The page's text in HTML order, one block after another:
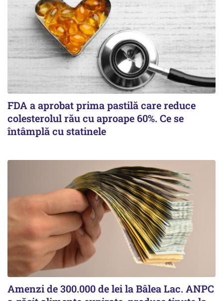
FDA a aprobat prima pastilă care reduce
colesterolul rău cu aproape 60%. Ce se
întâmplă cu statinele
Amenzi de 300.000 de lei la Bâlea Lac. ANPC